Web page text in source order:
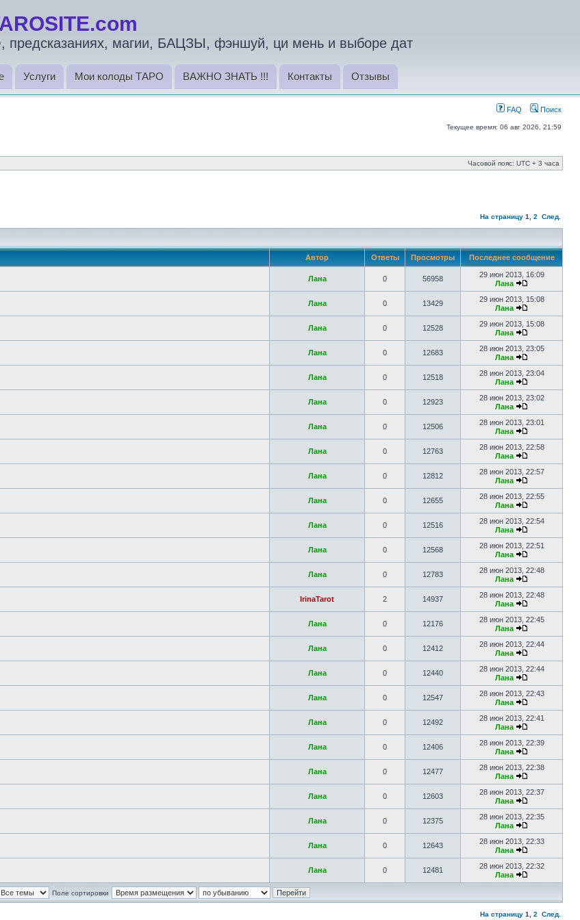
магии, БАЦЗЫ, фэншуй, ци мень и выборе дат
Услуги Мои колоды ТАРО ВАЖНО ЗНАТЬ !!! Контакты Отзывы
FAQ Поиск
Текущее время: 06 авг 2026, 21:59
Часовой пояс: UTC + 3 часа
На страницу 1 2 След.
Автор Ответы Просмотры Последнее сообщение
Лана 0 56958
29 июн 2013, 16:09
Лана
Лана 0 13429
29 июн 2013, 15:08
Лана
Лана 0 12528
29 июн 2013, 15:08
Лана
Лана 0 12683
28 июн 2013, 23:05
Лана
Лана 0 12518
28 июн 2013, 23:04
Лана
Лана 0 12923
28 июн 2013, 23:02
Лана
Лана 0 12506
28 июн 2013, 23:01
Лана
Лана 0 12763
28 июн 2013, 22:58
Лана
Лана 0 12812
28 июн 2013, 22:57
Лана
Лана 0 12655
28 июн 2013, 22:55
Лана
Лана 0 12516
28 июн 2013, 22:54
Лана
Лана 0 12568
28 июн 2013, 22:51
Лана
Лана 0 12783
28 июн 2013, 22:48
Лана
IrinaTarot 2 14937
28 июн 2013, 22:48
Лана
Лана 0 12176
28 июн 2013, 22:45
Лана
Лана 0 12412
28 июн 2013, 22:44
Лана
Лана 0 12440
28 июн 2013, 22:44
Лана
Лана 0 12547
28 июн 2013, 22:43
Лана
Лана 0 12492
28 июн 2013, 22:41
Лана
Лана 0 12406
28 июн 2013, 22:39
Лана
Лана 0 12477
28 июн 2013, 22:38
Лана
Лана 0 12603
28 июн 2013, 22:37
Лана
Лана 0 12375
28 июн 2013, 22:35
Лана
Лана 0 12643
28 июн 2013, 22:33
Лана
Лана 0 12481
28 июн 2013, 22:32
Лана
Поле сортировки
На страницу 1 2 След.